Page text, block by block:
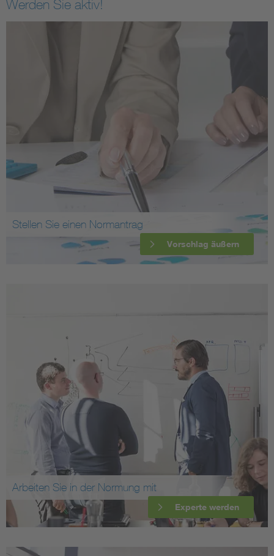
Werden Sie aktiv!
Stellen Sie einen Normantrag
Vorschlag äußern
Arbeiten Sie in der Normung mit
Experte werden